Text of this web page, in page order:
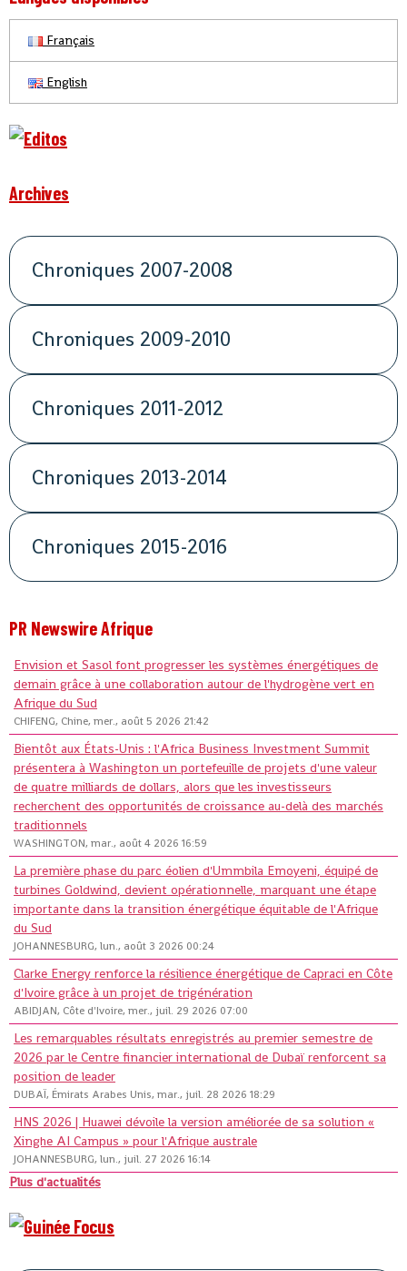
Français
English
Archives
Chroniques 2007-2008
Chroniques 2009-2010
Chroniques 2011-2012
Chroniques 2013-2014
Chroniques 2015-2016
PR Newswire Afrique
Envision et Sasol font progresser les systèmes énergétiques de
demain grâce à une collaboration autour de l'hydrogène vert en
Afrique du Sud
CHIFENG, Chine, mer., août 5 2026 21:42
Bientôt aux États-Unis : l'Africa Business Investment Summit
présentera à Washington un portefeuille de projets d'une valeur
de quatre milliards de dollars, alors que les investisseurs
recherchent des opportunités de croissance au-delà des marchés
traditionnels
WASHINGTON, mar., août 4 2026 16:59
La première phase du parc éolien d'Ummbila Emoyeni, équipé de
turbines Goldwind, devient opérationnelle, marquant une étape
importante dans la transition énergétique équitable de l'Afrique
du Sud
JOHANNESBURG, lun., août 3 2026 00:24
Clarke Energy renforce la résilience énergétique de Capraci en Côte
d'Ivoire grâce à un projet de trigénération
ABIDJAN, Côte d'Ivoire, mer., juil. 29 2026 07:00
Les remarquables résultats enregistrés au premier semestre de
2026 par le Centre financier international de Dubaï renforcent sa
position de leader
DUBAÏ, Émirats Arabes Unis, mar., juil. 28 2026 18:29
HNS 2026 | Huawei dévoile la version améliorée de sa solution «
Xinghe AI Campus » pour l'Afrique australe
JOHANNESBURG, lun., juil. 27 2026 16:14
Plus d'actualités